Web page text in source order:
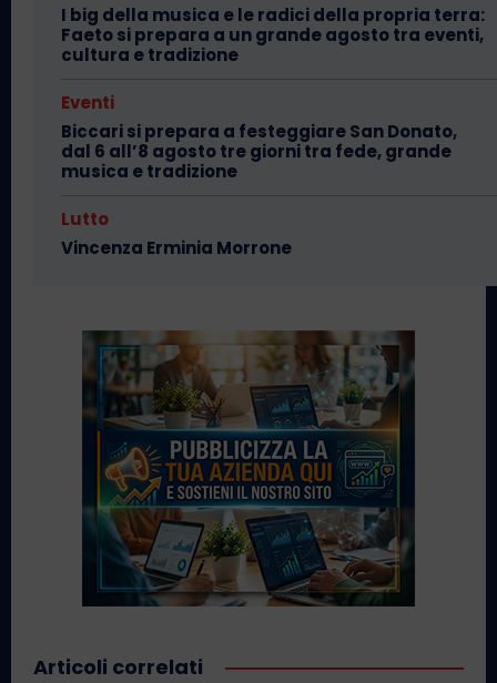
I big della musica e le radici della propria terra:
Faeto si prepara a un grande agosto tra eventi,
cultura e tradizione
Eventi
Biccari si prepara a festeggiare San Donato,
dal 6 all’8 agosto tre giorni tra fede, grande
musica e tradizione
Lutto
Vincenza Erminia Morrone
Articoli correlati